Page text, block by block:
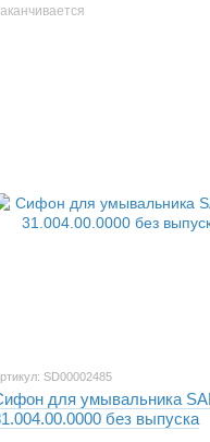
SD00002485
для умывальника
без выпуска